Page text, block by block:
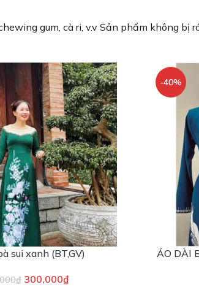
gum, cà ri, v.v Sản phẩm không bị
sui xanh (BT,GV)
₫ 300,000₫
-40%
ÁO DÀI